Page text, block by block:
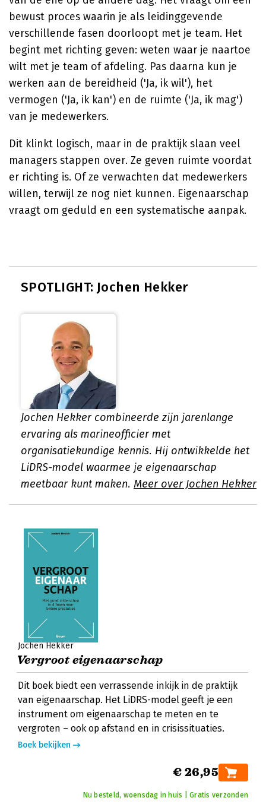
bewust proces waarin je als leidinggevende
verschillende fasen doorloopt met je team. Het
begint met richting geven: weten waar je naartoe
wilt met je team of afdeling. Pas daarna kun je
werken aan de bereidheid ('Ja, ik wil'), het
vermogen ('Ja, ik kan') en de ruimte ('Ja, ik mag')
van je medewerkers.
Dit klinkt logisch, maar in de praktijk slaan veel
managers stappen over. Ze geven ruimte voordat
er richting is. Of ze verwachten dat medewerkers
willen, terwijl ze nog niet kunnen. Eigenaarschap
vraagt om geduld en een systematische aanpak.
SPOTLIGHT: Jochen Hekker
Jochen Hekker combineerde zijn jarenlange
ervaring als marineofficier met
organisatiekundige kennis. Hij ontwikkelde het
LiDRS-model waarmee je eigenaarschap
meetbaar kunt maken. Meer over Jochen Hekker
Jochen Hekker
Vergroot eigenaarschap
Dit boek biedt een verrassende inkijk in de praktijk
van eigenaarschap. Het LiDRS-model geeft je een
instrument om eigenaarschap te meten en te
vergroten – ook op afstand en in crisissituaties.
Boek bekijken
€ 26,95
Nu besteld, woensdag in huis | Gratis verzonden